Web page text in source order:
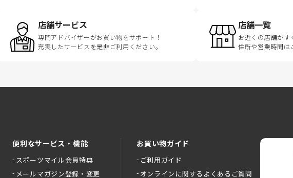
店舗サービス
専門アドバイザーがお買い物をサポート！
充実したサービスを是非ご利用ください。
店舗一覧
お近くの店舗がす
住所や営業時間は
便利なサービス・機能
スポーツマイル会員特典
メールマガジン登録・変更
お買い物ガイド
ご利用ガイド
オンラインに関するよくあるご質問